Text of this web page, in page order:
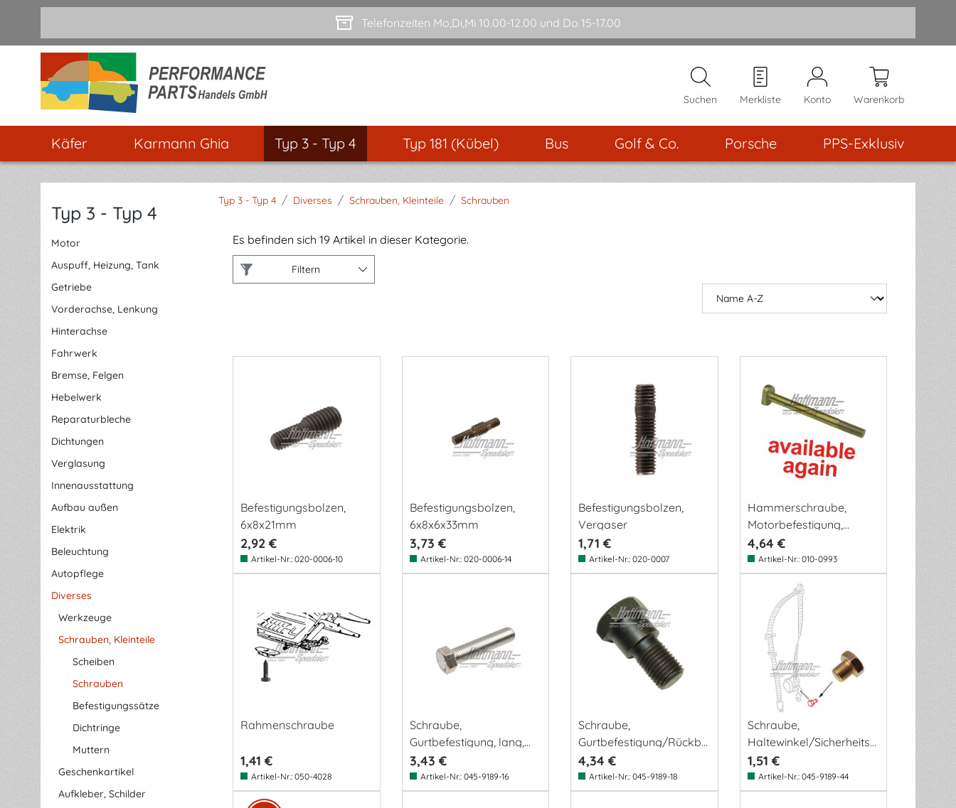
Telefonzeiten Mo,Di,Mi 10.00-12.00 und Do 15-17.00
Suchen Merkliste Konto Warenkorb
Käfer Karmann Ghia Typ 3 - Typ 4 Typ 181 (Kübel) Bus Golf & Co. Porsche PPS-Exklusiv
Typ 3 - Typ 4
Motor
Auspuff, Heizung, Tank
Getriebe
Vorderachse, Lenkung
Hinterachse
Fahrwerk
Bremse, Felgen
Hebelwerk
Reparaturbleche
Dichtungen
Verglasung
Innenausstattung
Aufbau außen
Elektrik
Beleuchtung
Autopflege
Diverses
Werkzeuge
Schrauben, Kleinteile
Scheiben
Schrauben
Befestigungssätze
Dichtringe
Muttern
Geschenkartikel
Aufkleber, Schilder
Typ 3 - Typ 4 / Diverses / Schrauben, Kleinteile / Schrauben
Es befinden sich 19 Artikel in dieser Kategorie.
Filtern
Befestigungsbolzen,
6x8x21mm
2,92 €
Artikel-Nr.: 020-0006-10
Befestigungsbolzen,
6x8x6x33mm
3,73 €
Artikel-Nr.: 020-0006-14
Befestigungsbolzen,
Vergaser
1,71 €
Artikel-Nr.: 020-0007
Hammerschraube,
Motorbefestigung,
M10x110
4,64 €
Artikel-Nr.: 010-0993
Rahmenschraube
1,41 €
Artikel-Nr.: 050-4028
Schraube,
Gurtbefestigung, lang,
50mm
3,43 €
Artikel-Nr.: 045-9189-16
Schraube,
Gurtbefestigung/Rückba
nk
4,34 €
Artikel-Nr.: 045-9189-18
Schraube,
Haltewinkel/Sicherheitsg
urt
1,51 €
Artikel-Nr.: 045-9189-44